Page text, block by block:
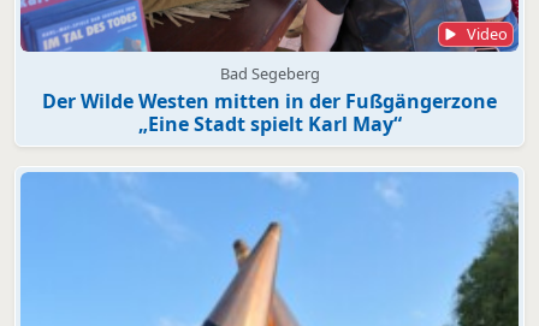
Video
Bad Segeberg
Der Wilde Westen mitten in der Fußgängerzone
„Eine Stadt spielt Karl May“